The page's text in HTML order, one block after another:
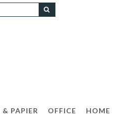
& PAPIER OFFICE HOME